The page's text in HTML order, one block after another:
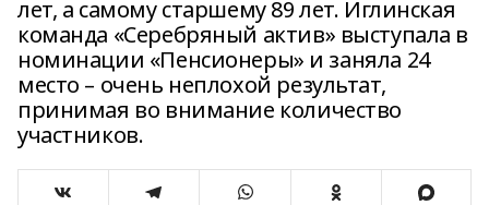
лет, а самому старшему 89 лет. Иглинская
команда «Серебряный актив» выступала в
номинации «Пенсионеры» и заняла 24
место – очень неплохой результат,
принимая во внимание количество
участников.